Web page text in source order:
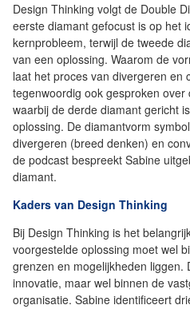
Design Thinking volgt de Double
eerste diamant gefocust is op het
kernprobleem, terwijl de tweede
van een oplossing. Waarom de
laat het proces van divergeren en
tegenwoordig ook gesproken
waarbij de derde diamant gericht
oplossing. De diamantvorm
divergeren (breed denken) en
de podcast bespreekt Sabine
diamant.
Kaders van Design Thinking
Bij Design Thinking is het
voorgestelde oplossing moet wel
grenzen en mogelijkheden liggen.
innovatie, maar wel binnen de
organisatie. Sabine identificeert